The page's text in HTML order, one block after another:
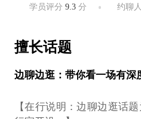
学员评分9.3 分 约聊
擅长话题
边聊边逛：带你看一场有深
【在行说明：边聊边逛话